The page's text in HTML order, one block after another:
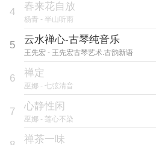
4 春来花自放
杨青 - 半山听雨
5 云水禅心-古琴纯音乐
王先宏 - 王先宏古琴艺术.古韵新语
6 禅定
巫娜 - 七弦清音
7 心静性闲
巫娜 - 莲心不染
禅茶一味